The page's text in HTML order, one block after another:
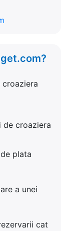
croaziera
plata
a unei
cat